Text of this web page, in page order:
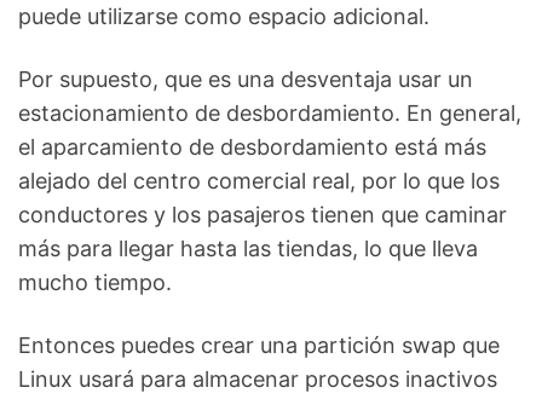
puede utilizarse como espacio adicional.
Por supuesto, que es una desventaja usar un
estacionamiento de desbordamiento. En general,
el aparcamiento de desbordamiento está más
alejado del centro comercial real, por lo que los
conductores y los pasajeros tienen que caminar
más para llegar hasta las tiendas, lo que lleva
mucho tiempo.
Entonces puedes crear una partición swap que
Linux usará para almacenar procesos inactivos